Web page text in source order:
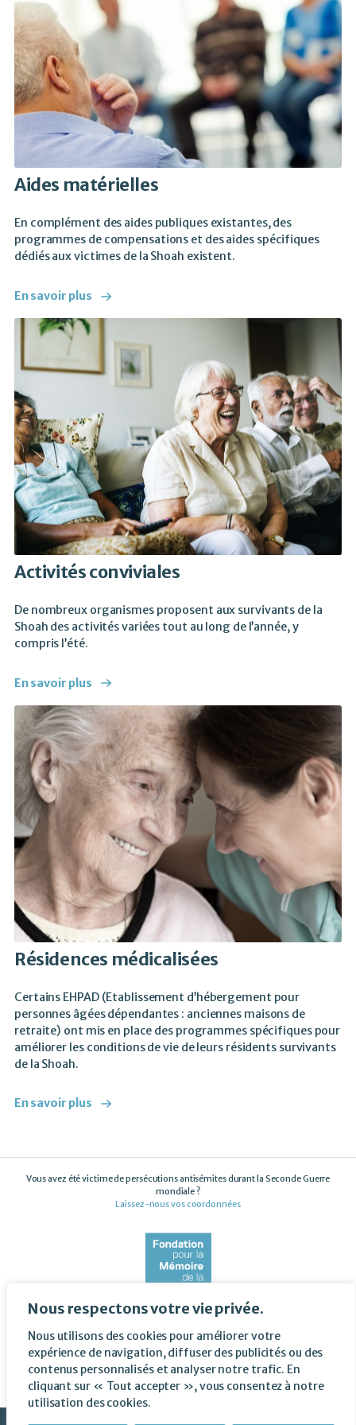
Nous respectons votre vie privée.
Nous utilisons des cookies pour améliorer votre
expérience de navigation, diffuser des publicités ou des
contenus personnalisés et analyser notre trafic. En
cliquant sur « Tout accepter », vous consentez à notre
utilisation des cookies.
Aides matérielles
En complément des aides publiques existantes, des
programmes de compensations et des aides spécifiques
dédiés aux victimes de la Shoah existent.
En savoir plus
Activités conviviales
De nombreux organismes proposent aux survivants de la
Shoah des activités variées tout au long de l’année, y
compris l’été.
En savoir plus
Résidences médicalisées
Certains EHPAD (Etablissement d’hébergement pour
personnes âgées dépendantes : anciennes maisons de
retraite) ont mis en place des programmes spécifiques pour
améliorer les conditions de vie de leurs résidents survivants
de la Shoah.
En savoir plus
Vous avez été victime de persécutions antisémites durant la Seconde Guerre
mondiale ?
Laissez-nous vos coordonnées
© Copyright 2026 Fondation pour la mémoire de la Shoah - Tous droits réservés
SUIVEZ-NOUS SUR LES RÉSEAUX